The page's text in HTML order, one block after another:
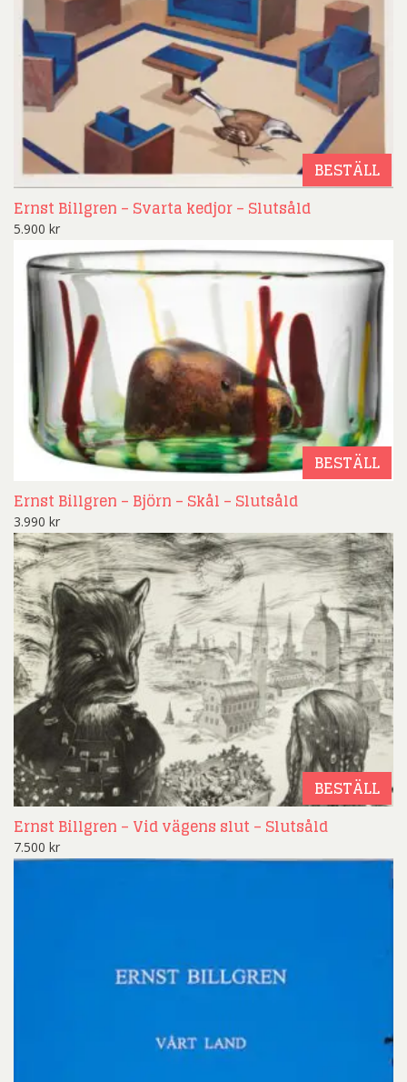
BESTÄLL
Ernst Billgren – Svarta kedjor – Slutsåld
5.900 kr
BESTÄLL
Ernst Billgren – Björn – Skål – Slutsåld
3.990 kr
BESTÄLL
Ernst Billgren – Vid vägens slut – Slutsåld
7.500 kr